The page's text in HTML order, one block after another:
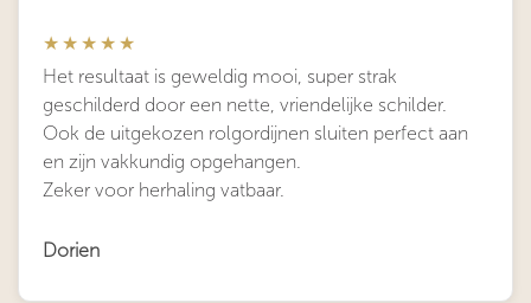
★★★★★
Het resultaat is geweldig mooi, super strak
geschilderd door een nette, vriendelijke schilder.
Ook de uitgekozen rolgordijnen sluiten perfect aan
en zijn vakkundig opgehangen.
Zeker voor herhaling vatbaar.
Dorien